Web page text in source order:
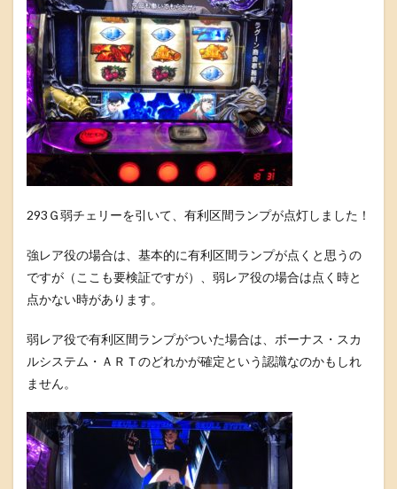
293Ｇ弱チェリーを引いて、有利区間ランプが点灯しました！
強レア役の場合は、基本的に有利区間ランプが点くと思うの
ですが（ここも要検証ですが）、弱レア役の場合は点く時と
点かない時があります。
弱レア役で有利区間ランプがついた場合は、ボーナス・スカ
ルシステム・ＡＲＴのどれかが確定という認識なのかもしれ
ません。